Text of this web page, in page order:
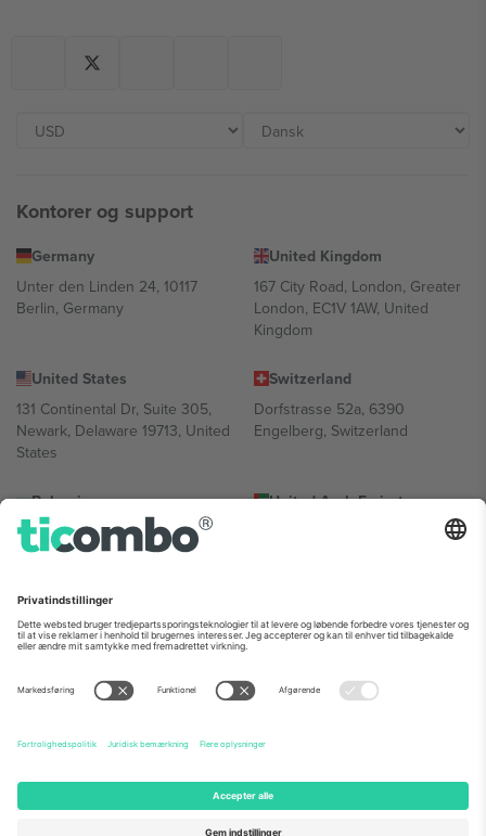
Kontorer og support
Germany
Unter den Linden 24, 10117
Berlin, Germany
United Kingdom
167 City Road, London, Greater
London, EC1V 1AW, United
Kingdom
United States
131 Continental Dr, Suite 305,
Newark, Delaware 19713, United
States
Switzerland
Dorfstrasse 52a, 6390
Engelberg, Switzerland
Bulgaria
Regus Sofia City West, bul
Totleben 53-55, 1606 Sofia,
United Arab Emirates
UAE Dubai Silicon Oasis, DDP
Mexico
Av Chapultepec 360, Roma
Norte, Cuauhtémoc, 06700
Ciudad de México, CDMX,
sted, begivenhed og/eller domæne. For detaljer se den specifikke
begivenhedsside, tryk og vilkår.,Virksomhed
Ticombo. Alle rettigheder forbeholdes.